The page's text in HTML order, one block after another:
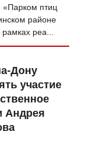
«Парком птиц
районе
реа...
Дону
участие
Андрея